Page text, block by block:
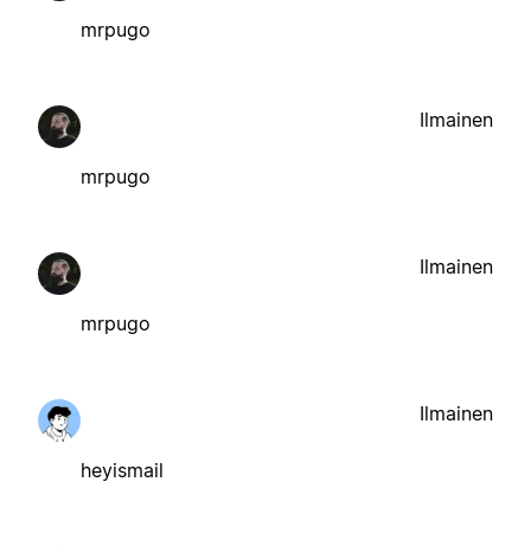
mrpugo
mrpugo
Ilmainen
mrpugo
Ilmainen
heyismail
Ilmainen